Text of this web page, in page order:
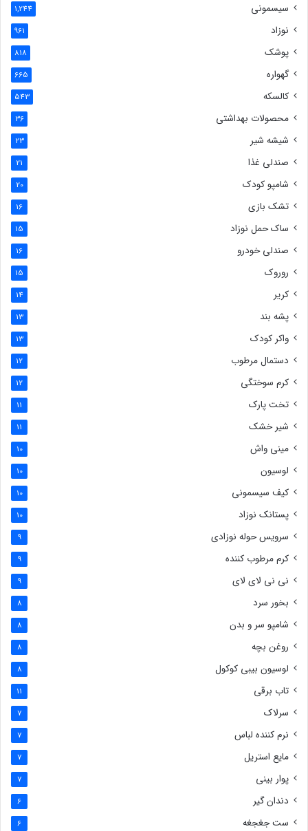
سیسمونی 1,244
نوزاد 961
پوشک 818
گهواره 665
کالسکه 543
محصولات بهداشتی 36
شیشه شیر 23
صندلی غذا 21
شامپو کودک 20
تشک بازی 16
ساک حمل نوزاد 15
صندلی خودرو 16
روروک 15
کریر 14
پشه بند 13
واکر کودک 13
دستمال مرطوب 12
کرم سوختگی 12
تخت پارک 11
شیر خشک 11
مینی واش 10
لوسیون 10
کیف سیسمونی 10
پستانک نوزاد 10
سرویس حوله نوزادی 9
کرم مرطوب کننده 9
نی نی لای لای 9
بخور سرد 8
شامپو سر و بدن 8
روغن بچه 8
لوسیون بیبی کوکول 8
تاب برقی 11
سرلاک 7
نرم کننده لباس 7
مایع استریل 7
پوار بینی 7
دندان گیر 6
ست جغجغه 6